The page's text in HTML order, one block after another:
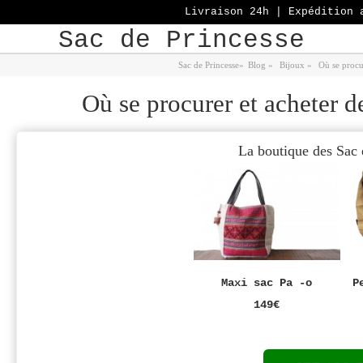
Sac de Princesse
Sac de Princesse» Blog » Bijoux » Où se
Où se procurer et acheter
La boutique des
Maxi sac Pa -o
149€
Livraison 24h | Expédition